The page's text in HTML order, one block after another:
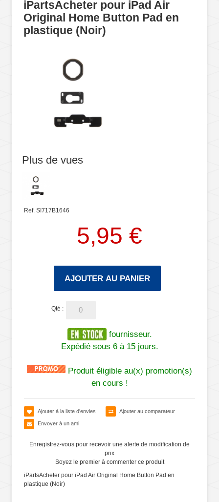
iPartsAcheter pour iPad Air
Original Home Button Pad en
plastique (Noir)
Plus de vues
Ref. SI717B1646
5,95 €
AJOUTER AU PANIER
Qté :
fournisseur.
Expédié sous 6 à 15 jours.
Produit éligible au(x) promotion(s)
en cours !
Ajouter à la liste d'envies Ajouter au comparateur
Envoyer à un ami
Enregistrez-vous pour recevoir une alerte de modification de
prix
Soyez le premier à commenter ce produit
iPartsAcheter pour iPad Air Original Home Button Pad en
plastique (Noir)